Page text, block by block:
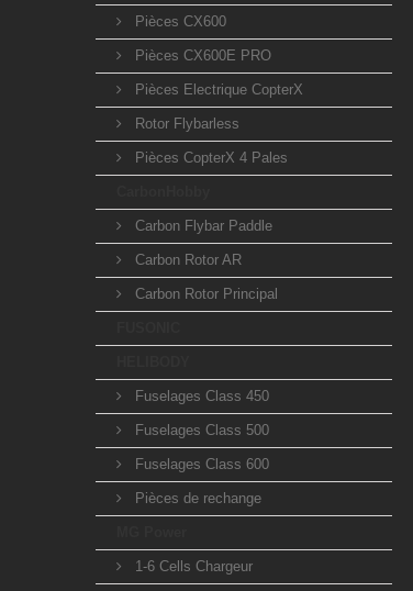
Pièces CX600
Pièces CX600E PRO
Pièces Electrique CopterX
Rotor Flybarless
Pièces CopterX 4 Pales
Carbon Flybar Paddle
Carbon Rotor AR
Carbon Rotor Principal
Fuselages Class 450
Fuselages Class 500
Fuselages Class 600
Pièces de rechange
1-6 Cells Chargeur